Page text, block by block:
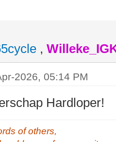
,
2026, 05:14 PM
Hardloper!
of others,